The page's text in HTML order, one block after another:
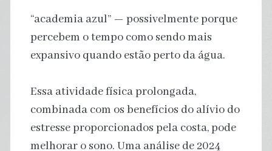
“academia azul” — possivelmente porque
percebem o tempo como sendo mais
expansivo quando estão perto da água.
Essa atividade física prolongada,
combinada com os benefícios do alívio do
estresse proporcionados pela costa, pode
melhorar o sono. Uma análise de 2024